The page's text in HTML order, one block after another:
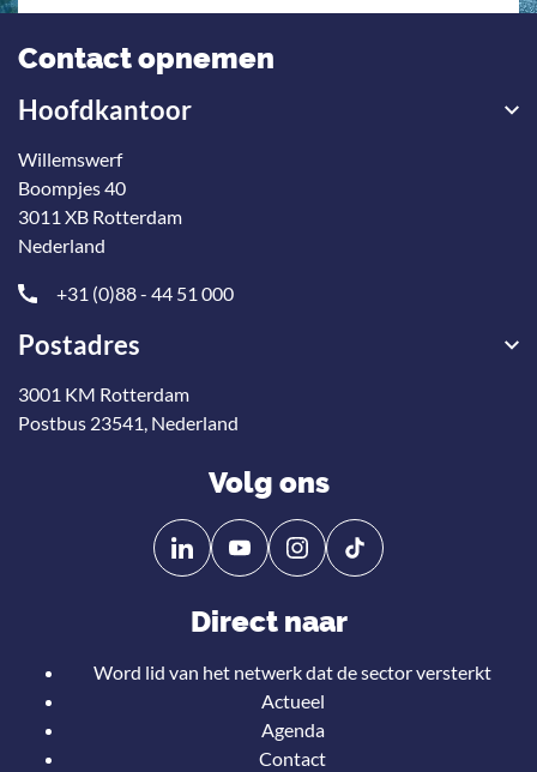
Contact opnemen
Hoofdkantoor
Willemswerf
Boompjes 40
3011 XB Rotterdam
Nederland
+31 (0)88 - 44 51 000
Postadres
3001 KM Rotterdam
Postbus 23541, Nederland
Volg ons
Volg
ons
Linkedin
Volg
ons
YouTube
Direct naar
Word lid van het netwerk dat de sector versterkt
Actueel
Agenda
Contact